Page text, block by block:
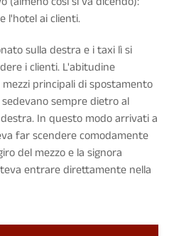
l'hotel ai clienti.
sulla destra e i taxi lì si
i clienti. L'abitudine
principali di spostamento
sempre dietro al
In questo modo arrivati a
far scendere comodamente
del mezzo e la signora
entrare direttamente nella